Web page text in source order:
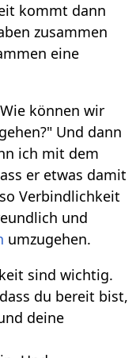
kommt dann
zusammen
eine
können wir
Und dann
ich mit dem
er etwas damit
Verbindlichkeit
und
umzugehen.
sind wichtig.
du bereit bist,
deine